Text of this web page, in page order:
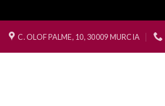
contenido
C. OLOF PALME, 10, 30009 MURCIA